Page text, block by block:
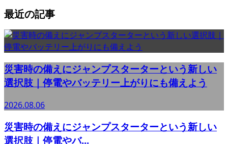
最近の記事
災害時の備えにジャンプスターターという新しい
選択肢｜停電やバッテリー上がりにも備えよう
2026.08.06
災害時の備えにジャンプスターターという新しい
選択肢｜停電やバ...